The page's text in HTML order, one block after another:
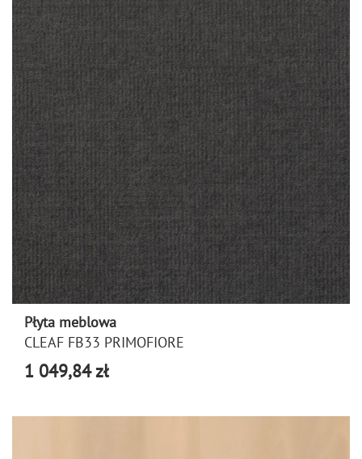
Płyta meblowa
CLEAF FB33 PRIMOFIORE
1 049,84 zł